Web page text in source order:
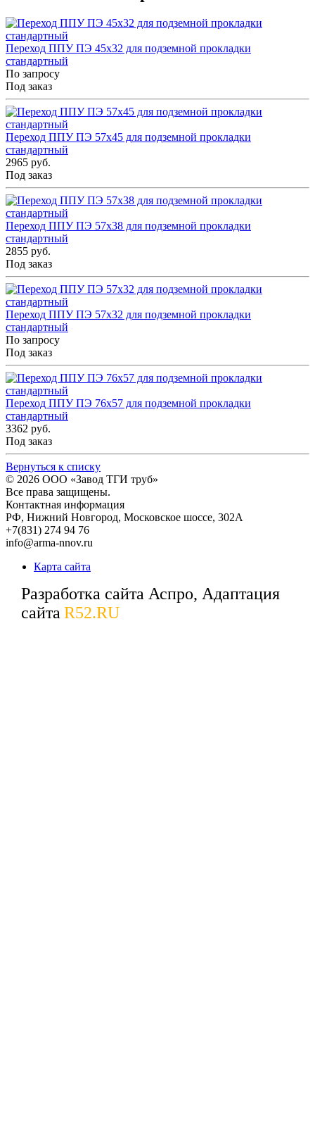
Переход ППУ ПЭ 45x32 для подземной прокладки
стандартный
По запросу
Под заказ
Переход ППУ ПЭ 57x45 для подземной прокладки
стандартный
2965 руб.
Под заказ
Переход ППУ ПЭ 57x38 для подземной прокладки
стандартный
2855 руб.
Под заказ
Переход ППУ ПЭ 57x32 для подземной прокладки
стандартный
По запросу
Под заказ
Переход ППУ ПЭ 76x57 для подземной прокладки
стандартный
3362 руб.
Под заказ
Вернуться к списку
© 2026 ООО «Завод ТГИ труб»
Все права защищены.
Контактная информация
РФ, Нижний Новгород, Московское шоссе, 302А
+7(831) 274 94 76
info@arma-nnov.ru
Карта сайта
Разработка сайта Аспро, Адаптация
сайта R52.RU